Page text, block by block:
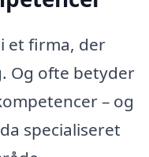
et firma, der
Og ofte betyder
– og
specialiseret